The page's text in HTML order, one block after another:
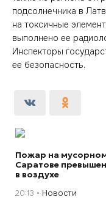
подсолнечника в
на токсичные
выполнено ее
Инспекторы
ее безопасность.
Пожар на мусорном
Саратове
в воздухе
20:13 Новости